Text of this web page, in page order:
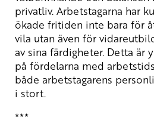
privatliv. Arbetstagarna har
ökade fritiden inte bara för
vila utan även för
av sina färdigheter. Detta är
på fördelarna med
både arbetstagarens
i stort.
***